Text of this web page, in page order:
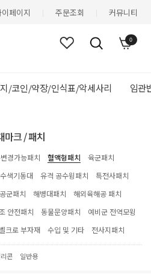
이페이지 주문조회 커뮤니티
0
/코인/약장/인식표/악세사리 임관
마크 / 패치
경가능패치 혈액형패치
육군패치
색기동대 유격 공수윙패치
특전사패치
공군패치 해병대패치
해외육해공 패치
안전패치 동물문양패치
예비군 전역모윙
벨크로 부자재 수입 및 기타 전사지패치
콘 일반용